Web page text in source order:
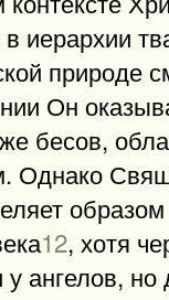
иерархии
природе
Он
бесов,
Однако
12, хотя
ангелов, но